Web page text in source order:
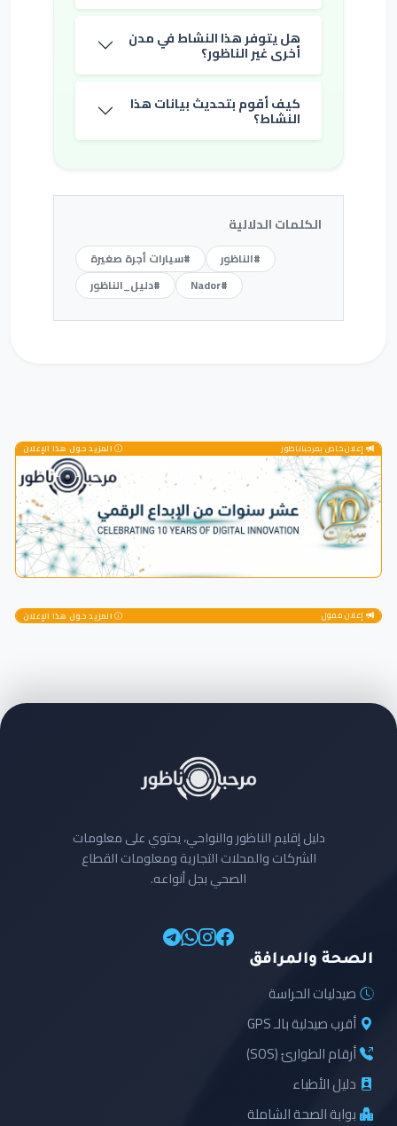
هل يتوفر هذا النشاط في مدن
أخرى غير الناظور؟
كيف أقوم بتحديث بيانات هذا
النشاط؟
الكلمات الدلالية
#الناظور
#سيارات أجرة صغيرة
#Nador
#دليل_الناظور
إعلان خاص بمرحباناظور المزيد حول هذا الإعلان
إعلان ممول المزيد حول هذا الإعلان
دليل إقليم الناظور والنواحي، يحتوي على معلومات
الشركات والمحلات التجارية ومعلومات القطاع
الصحي بجل أنواعه.
الصحة والمرافق
صيدليات الحراسة
أقرب صيدلية بالـ GPS
أرقام الطوارئ (SOS)
دليل الأطباء
بوابة الصحة الشاملة